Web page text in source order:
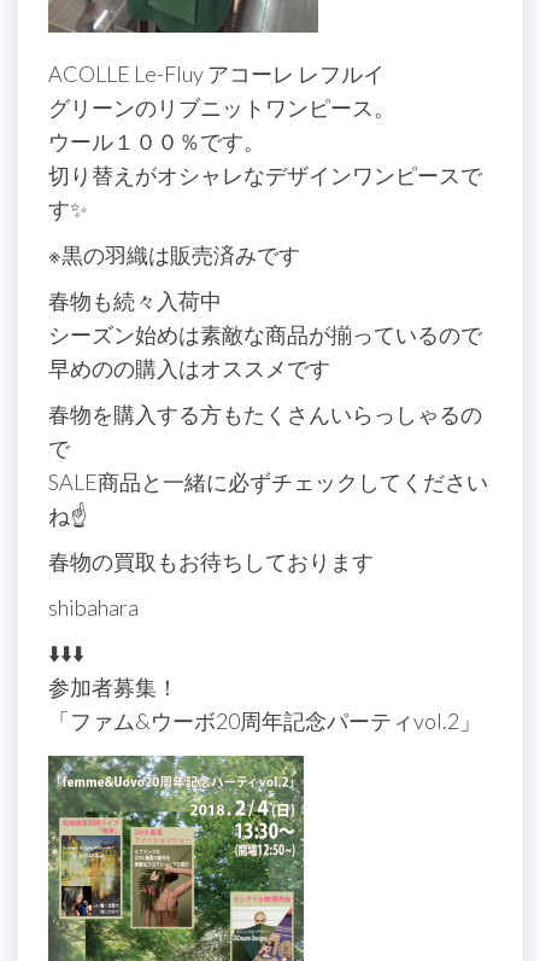
ACOLLE Le-Fluy アコーレ レフルイ
グリーンのリブニットワンピース。
ウール１００％です。
切り替えがオシャレなデザインワンピースで
す✨
※黒の羽織は販売済みです
春物も続々入荷中
シーズン始めは素敵な商品が揃っているので
早めのの購入はオススメです
春物を購入する方もたくさんいらっしゃるの
で
SALE商品と一緒に必ずチェックしてください
ね☝️
春物の買取もお待ちしております
shibahara
⬇️⬇️⬇️
参加者募集！
「ファム&ウーボ20周年記念パーティvol.2」